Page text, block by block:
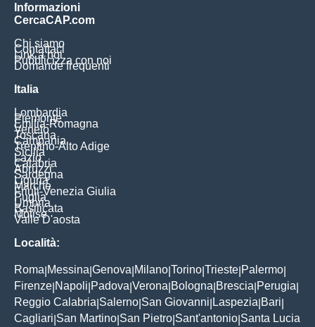
Informazioni
CercaCAP.com
Chi siamo
Contattaci
Link a noi
Pubblicizza con noi
Domande frequenti
Italia
Lombardia
Piemonte
Emilia-Romagna
Veneto
Toscana
Campania
Trentino-Alto Adige
Sicilia
Lazio
Calabria
Abruzzi
Sardegna
Liguria
Marche
Friuli-Venezia Giulia
Puglia
Umbria
Basilicata
Molise
Valle D'aosta
Località:
Roma Messina Genova Milano Torino Trieste Palermo
Firenze Napoli Padova Verona Bologna Brescia Perugia
Reggio Calabria Salerno San Giovanni Laspezia Bari
Cagliari San Martino San Pietro Sant'antonio Santa Lucia